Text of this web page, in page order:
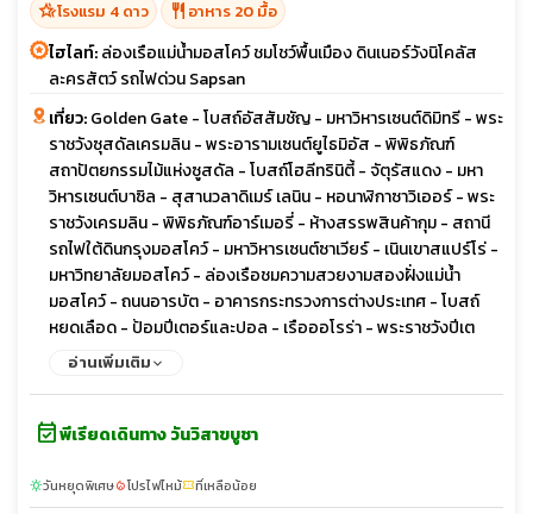
hotel_classโรงแรม 4 ดาว restaurant อาหาร 20 มื้อ
ไฮไลท์:ล่องเรือแม่น้ำมอสโคว์ ชมโชว์พื้นเมือง ดินเนอร์วังนิโคลัส
ละครสัตว์ รถไฟด่วน Sapsan
เที่ยว:Golden Gate - โบสถ์อัสสัมชัญ - มหาวิหารเซนต์ดิมิทรี - พระ
ราชวังซุสดัลเครมลิน - พระอารามเซนต์ยูไธมิอัส - พิพิธภัณฑ์
สถาปัตยกรรมไม้แห่งซูสดัล - โบสถ์โฮลีทรินิตี้ - จัตุรัสแดง - มหา
วิหารเซนต์บาซิล - สุสานวลาดิเมร์ เลนิน - หอนาฬิกาซาวิเออร์ - พระ
ราชวังเครมลิน - พิพิธภัณฑ์อาร์เมอรี่ - ห้างสรรพสินค้ากุม - สถานี
รถไฟใต้ดินกรุงมอสโคว์ - มหาวิหารเซนต์ซาเวียร์ - เนินเขาสแปร์โร่ -
มหาวิทยาลัยมอสโคว์ - ล่องเรือชมความสวยงามสองฝั่งแม่น้ำ
มอสโคว์ - ถนนอารบัต - อาคารกระทรวงการต่างประเทศ - โบสถ์
หยดเลือด - ป้อมปีเตอร์และปอล - เรือออโรร่า - พระราชวังปีเต
อร์ฮอฟ - พิพิธภัณฑ์เฮอร์มิเทจ - จัตุรัสพาเลซ - พระราชวังแคทเธอ
อ่านเพิ่มเติม
event_availableพีเรียดเดินทาง วันวิสาขบูชา
sunnyวันหยุดพิเศษlocal_fire_departmentโปรไฟไหม้confirmation_numberที่เหลือน้อย